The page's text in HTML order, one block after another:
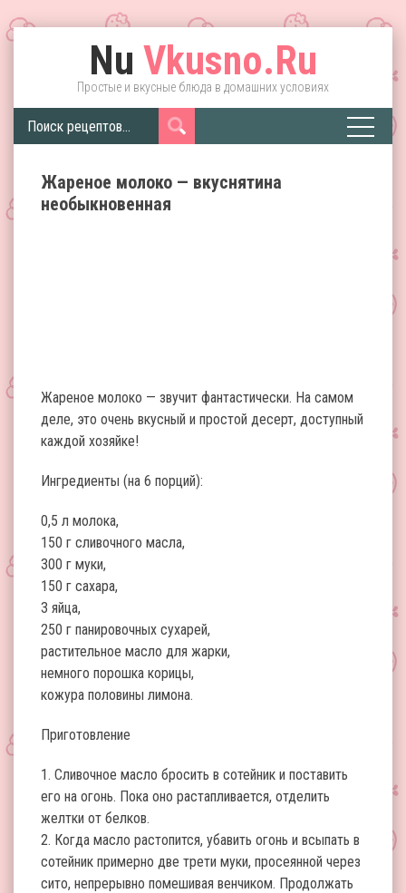
Nu Vkusno.Ru
Простые и вкусные блюда в домашних условиях
Жареное молоко — вкуснятина
необыкновенная
Жареное молоко — звучит фантастически. На самом
деле, это очень вкусный и простой десерт, доступный
каждой хозяйке!
Ингредиенты (на 6 порций):
0,5 л молока,
150 г сливочного масла,
300 г муки,
150 г сахара,
3 яйца,
250 г панировочных сухарей,
растительное масло для жарки,
немного порошка корицы,
кожура половины лимона.
Приготовление
1. Сливочное масло бросить в сотейник и поставить
его на огонь. Пока оно растапливается, отделить
желтки от белков.
2. Когда масло растопится, убавить огонь и всыпать в
сотейник примерно две трети муки, просеянной через
сито, непрерывно помешивая венчиком. Продолжать